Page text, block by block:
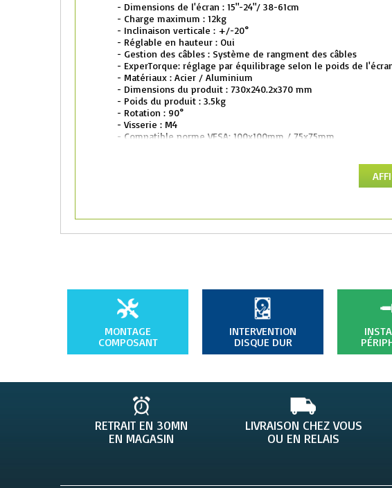
- Dimensions de l'écran : 15"-24"/ 38-61cm
- Charge maximum : 12kg
- Inclinaison verticale : +/-20°
- Réglable en hauteur : Oui
- Gestion des câbles : Système de rangment des câbles
- ExperTorque: réglage par équilibrage selon le poids de
- Matériaux : Acier / Aluminium
- Dimensions du produit : 730x240.2x370 mm
- Poids du produit : 3.5kg
- Rotation : 90°
- Visserie : M4
- Compatible norme VESA: 100x100mm / 75x75mm
MONTAGE
COMPOSANT
INTERVENTION
DISQUE DUR
RETRAIT EN 30MN
EN MAGASIN
LIVRAISON CHEZ VOUS
OU EN RELAIS